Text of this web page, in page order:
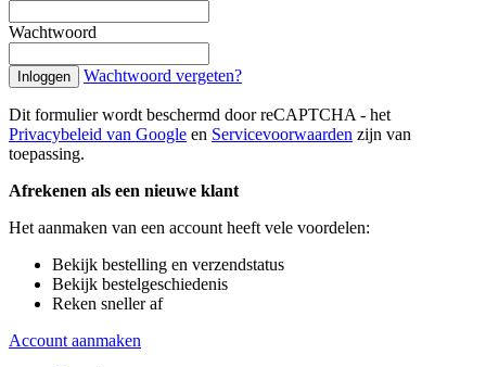
Wachtwoord
Inloggen Wachtwoord vergeten?
Dit formulier wordt beschermd door reCAPTCHA - het
Privacybeleid van Google en Servicevoorwaarden zijn van
toepassing.
Afrekenen als een nieuwe klant
Het aanmaken van een account heeft vele voordelen:
Bekijk bestelling en verzendstatus
Bekijk bestelgeschiedenis
Reken sneller af
Account aanmaken